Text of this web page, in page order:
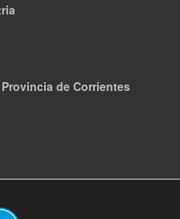
Provincia de Corrientes